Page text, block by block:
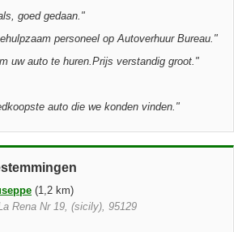
goed gedaan. "
personeel op Autoverhuur Bureau. "
uw auto te huren.Prijs verstandig groot. "
auto die we konden vinden. "
(1,2 km)
Rena Nr 19, (sicily), 95129